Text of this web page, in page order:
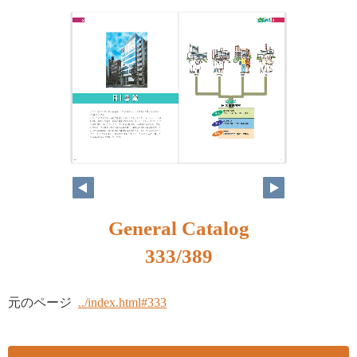
316 317
General Catalog
333/389
元のページ ../index.html#333